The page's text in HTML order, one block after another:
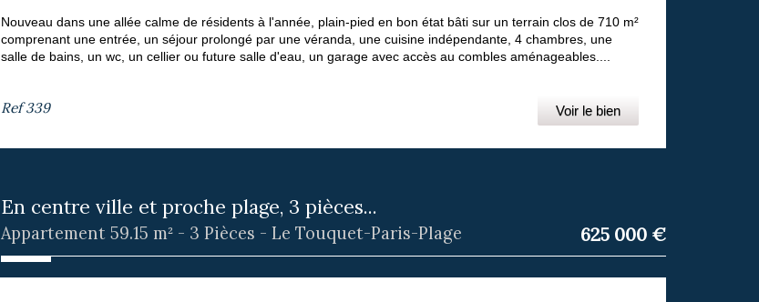
Nouveau dans une allée calme de résidents à l'année, plain-pied en bon état bâti sur un terrain clos de 710 m²
comprenant une entrée, un séjour prolongé par une véranda, une cuisine indépendante, 4 chambres, une
salle de bains, un wc, un cellier ou future salle d'eau, un garage avec accès au combles aménageables....
Ref339 Voir le bien
En centre ville et proche plage, 3 pièces...
Appartement 59.15 m² - 3 Pièces - Le Touquet-Paris-Plage 625 000 €